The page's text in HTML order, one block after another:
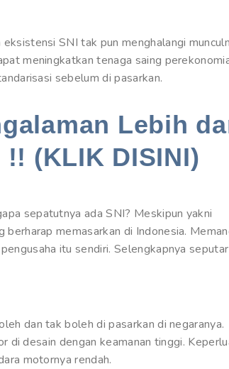
SNI tak pun menghalangi
meningkatkan tenaga saing
sebelum di pasarkan.
Lebih
(KLIK DISINI)
sepatutnya ada SNI? Meskipun yakni
memasarkan di Indonesia.
itu sendiri. Selengkapnya seputar
dan tak boleh di pasarkan di negaranya.
desain dengan keamanan tinggi.
motornya rendah.